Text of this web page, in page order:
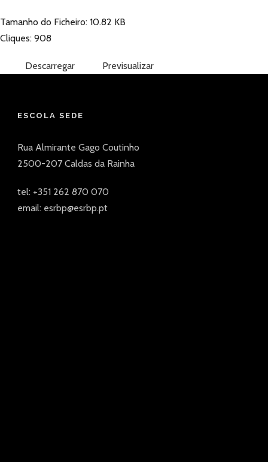
Tamanho do Ficheiro: 10.82 KB
Cliques: 908
Descarregar Previsualizar
ESCOLA SEDE
Rua Almirante Gago Coutinho
2500-207 Caldas da Rainha
tel: +351 262 870 070
email: esrbp@esrbp.pt